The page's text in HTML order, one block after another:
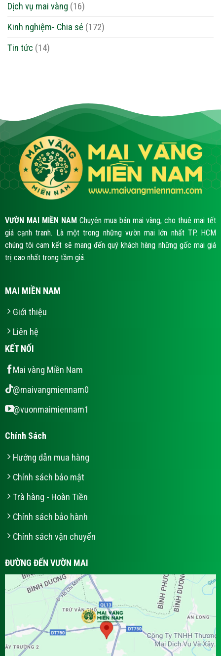
Dịch vụ mai vàng (16)
Kinh nghiệm- Chia sẻ (172)
Tin tức (14)
VƯỜN MAI MIỀN NAM Chuyên mua bán mai vàng, cho thuê mai tết
giá cạnh tranh. Là một trong những vườn mai lớn nhất TP. HCM
chúng tôi cam kết sẽ mang đến quý khách hàng những gốc mai giá
trị cao nhất trong tầm giá.
MAI MIỀN NAM
Giới thiệu
Liên hệ
KẾT NỐI
Mai vàng Miền Nam
@maivangmiennam0
@vuonmaimiennam1
Chính Sách
Hướng dẫn mua hàng
Chính sách bảo mật
Trà hàng - Hoàn Tiền
Chính sách bảo hành
Chính sách vận chuyển
ĐƯỜNG ĐẾN VƯỜN MAI